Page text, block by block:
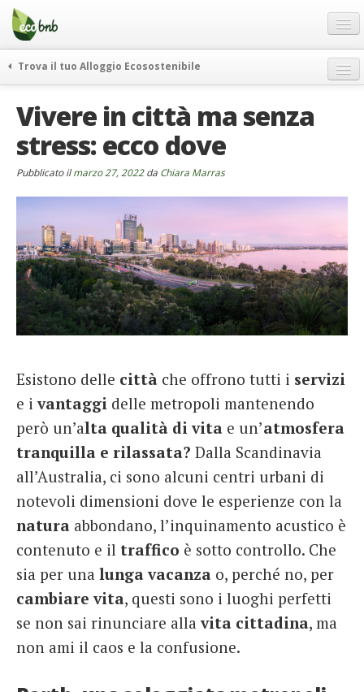
Menu
Salta
contenuto
Offerte Speciali
Regali
FAQ
Chi Siamo
Partner
Contatti
Italiano
German
English
French
Italiano
Trova il tuo Alloggio Ecosostenibile
itinerari
curiosità
vivere e viaggiare verde
rassegna stampa
Vivere in città ma senza
stress: ecco dove
Pubblicato ilmarzo 27, 2022da Chiara Marras
Esistono delle città che offrono tutti i servizi
e ivantaggi delle metropoli mantenendo
però un’alta qualità di vita e un’atmosfera
tranquilla e rilassata? Dalla Scandinavia
all’Australia, ci sono alcuni centri urbani di
notevoli dimensioni dove le esperienze con la
natura abbondano, l’inquinamento acustico è
contenuto e il traffico è sotto controllo. Che
sia per una lunga vacanza o, perché no, per
cambiare vita, questi sono i luoghi perfetti
se non sai rinunciare allavita cittadina, ma
non ami il caos e la confusione.